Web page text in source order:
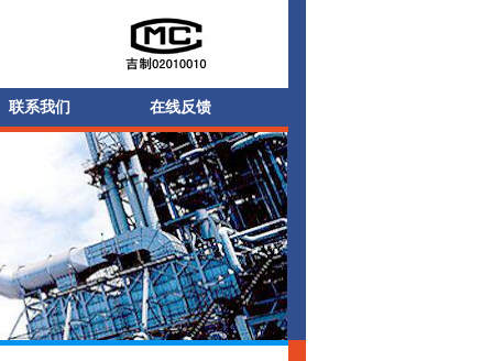
联系我们 在线反馈